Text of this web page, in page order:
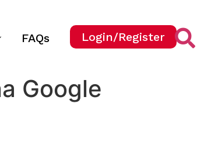
FAQs Login/Register
Google